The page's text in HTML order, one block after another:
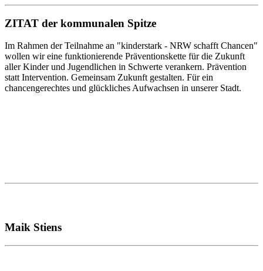
ZITAT der kommunalen Spitze
Im Rahmen der Teilnahme an "kinderstark - NRW schafft Chancen"
wollen wir eine funktionierende Präventionskette für die Zukunft
aller Kinder und Jugendlichen in Schwerte verankern. Prävention
statt Intervention. Gemeinsam Zukunft gestalten. Für ein
chancengerechtes und glückliches Aufwachsen in unserer Stadt.
Maik Stiens